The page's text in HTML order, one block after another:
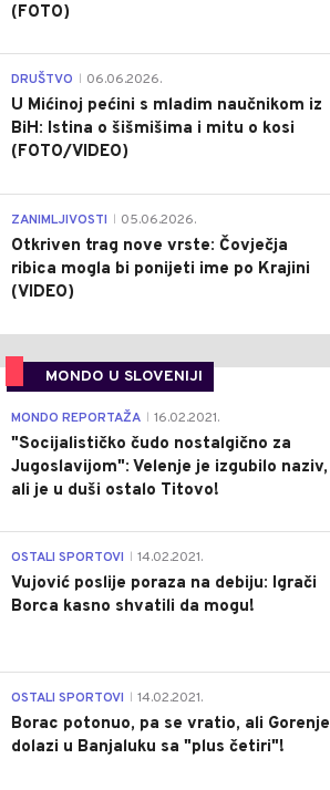
(FOTO)
DRUŠTVO 06.06.2026.
U Mićinoj pećini s mladim naučnikom iz
BiH: Istina o šišmišima i mitu o kosi
(FOTO/VIDEO)
ZANIMLJIVOSTI 05.06.2026.
Otkriven trag nove vrste: Čovječja
ribica mogla bi ponijeti ime po Krajini
(VIDEO)
MONDO U SLOVENIJI
MONDO REPORTAŽA 16.02.2021.
"Socijalističko čudo nostalgično za
Jugoslavijom": Velenje je izgubilo naziv,
ali je u duši ostalo Titovo!
OSTALI SPORTOVI 14.02.2021.
Vujović poslije poraza na debiju: Igrači
Borca kasno shvatili da mogu!
OSTALI SPORTOVI 14.02.2021.
Borac potonuo, pa se vratio, ali Gorenje
dolazi u Banjaluku sa "plus četiri"!